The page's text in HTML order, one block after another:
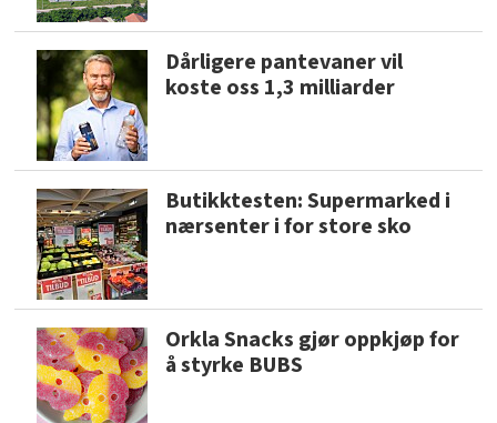
Dårligere pantevaner vil
koste oss 1,3 milliarder
Butikktesten: Supermarked i
nærsenter i for store sko
Orkla Snacks gjør oppkjøp for
å styrke BUBS